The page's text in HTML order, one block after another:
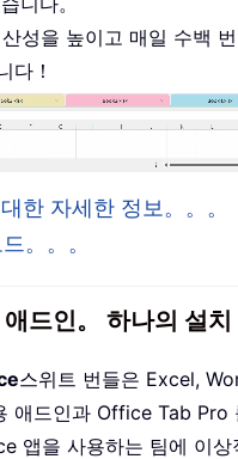
성을 높이고 매일 수백
다！
한 자세한 정보。。。
。。。
드인。 하나의 설치
스위트 번들은 Excel,
애드인과 Office Tab Pro
앱을 사용하는 팀에 이상